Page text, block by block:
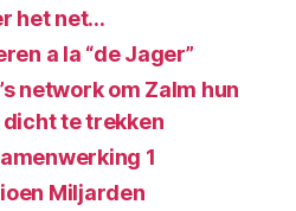
het net…
a la “de Jager”
network om Zalm hun
te trekken
1
Miljarden